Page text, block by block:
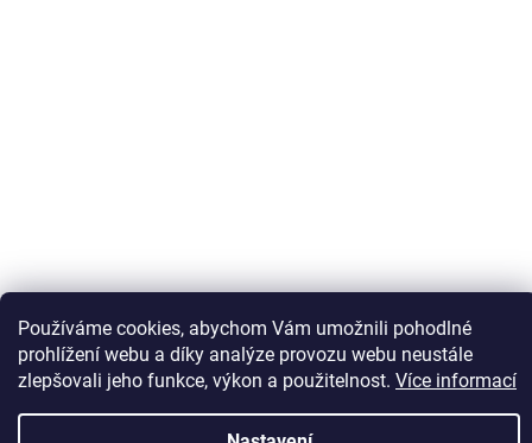
Používáme cookies, abychom Vám umožnili pohodlné
prohlížení webu a díky analýze provozu webu neustále
zlepšovali jeho funkce, výkon a použitelnost. Více informací
Sledovat na Instagramu